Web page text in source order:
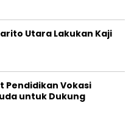
Utara Lakukan Kaji
Pendidikan Vokasi
untuk Dukung